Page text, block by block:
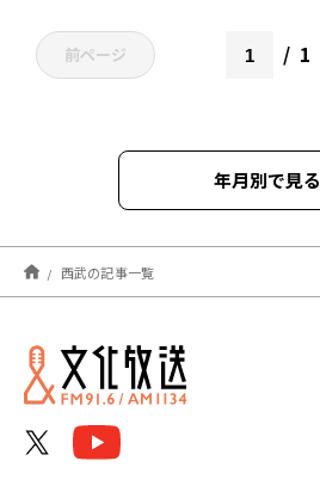
前ページ 1
年月別で見る
2026年08月
2026年07月
2026年06月
西武の記事一覧